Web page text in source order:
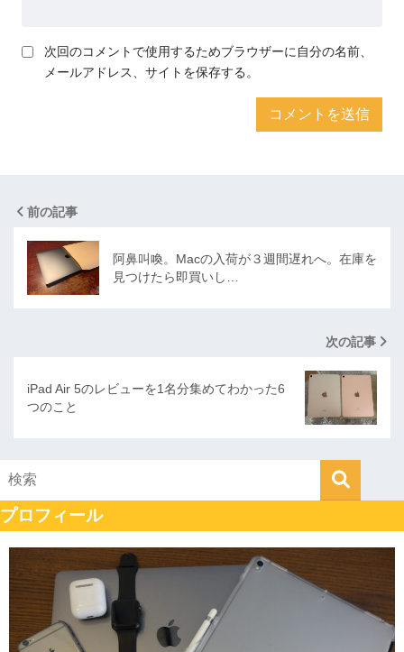
次回のコメントで使用するためブラウザーに自分の名前、
メールアドレス、サイトを保存する。
前の記事
阿鼻叫喚。Macの入荷が３週間遅れへ。在庫を
見つけたら即買いし…
次の記事
iPad Air 5のレビューを1名分集めてわかった6
つのこと
プロフィール